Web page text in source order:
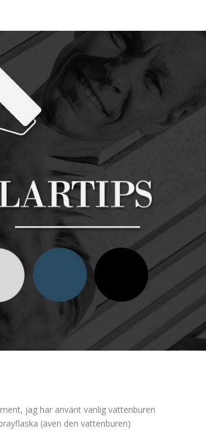
jag har använt vanlig vattenburen
(även den vattenburen)